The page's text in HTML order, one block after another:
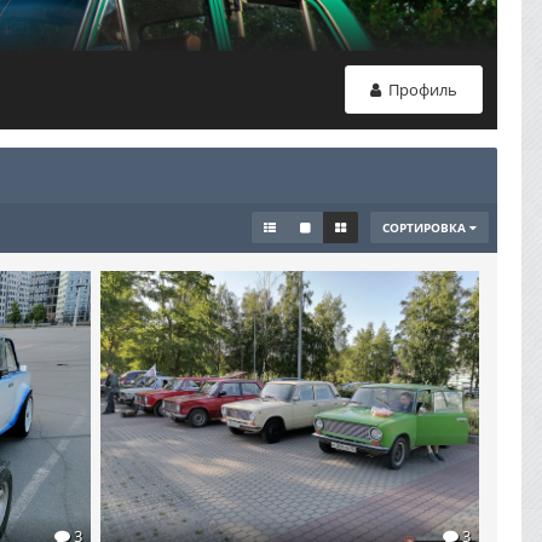
Профиль
СОРТИРОВКА
3 3